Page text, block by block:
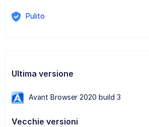
Pulito
Ultima versione
Avant Browser 2020 build 3
Vecchie versioni